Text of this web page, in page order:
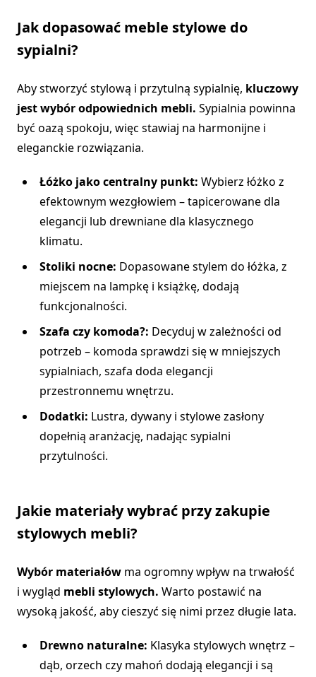
Jak dopasować meble stylowe do
sypialni?
Aby stworzyć stylową i przytulną sypialnię, kluczowy
jest wybór odpowiednich mebli. Sypialnia powinna
być oazą spokoju, więc stawiaj na harmonijne i
eleganckie rozwiązania.
Łóżko jako centralny punkt: Wybierz łóżko z
efektownym wezgłowiem – tapicerowane dla
elegancji lub drewniane dla klasycznego
klimatu.
Stoliki nocne: Dopasowane stylem do łóżka, z
miejscem na lampkę i książkę, dodają
funkcjonalności.
Szafa czy komoda?: Decyduj w zależności od
potrzeb – komoda sprawdzi się w mniejszych
sypialniach, szafa doda elegancji
przestronnemu wnętrzu.
Dodatki: Lustra, dywany i stylowe zasłony
dopełnią aranżację, nadając sypialni
przytulności.
Jakie materiały wybrać przy zakupie
stylowych mebli?
Wybór materiałów ma ogromny wpływ na trwałość
i wygląd mebli stylowych. Warto postawić na
wysoką jakość, aby cieszyć się nimi przez długie lata.
Drewno naturalne: Klasyka stylowych wnętrz –
dąb, orzech czy mahoń dodają elegancji i są